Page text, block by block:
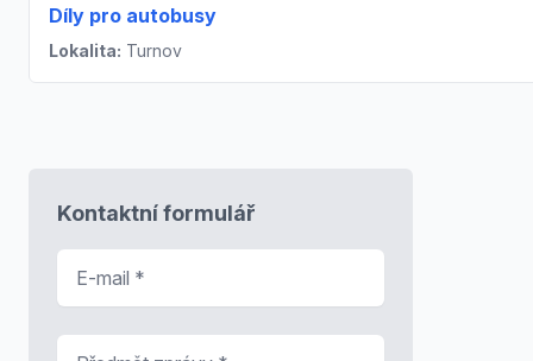
Díly pro autobusy
Lokalita: Turnov
Kontaktní formulář